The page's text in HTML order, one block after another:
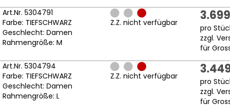
Art.Nr. 5304791
Farbe: TIEFSCHWARZ
Geschlecht: Damen
Rahmengröße: M
Z.Z. nicht verfügbar
pro
zzgl.
für
Art.Nr. 5304794
Farbe: TIEFSCHWARZ
Geschlecht: Damen
Rahmengröße: L
Z.Z. nicht verfügbar
pro
zzgl.
für